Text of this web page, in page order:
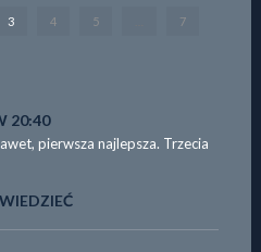
3 4 5 7
20:40
pierwsza najlepsza. Trzecia